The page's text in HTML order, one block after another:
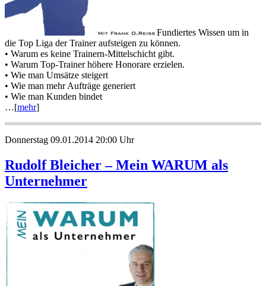
Fundiertes Wissen um in
die Top Liga der Trainer aufsteigen zu können.
• Warum es keine Trainern-Mittelschicht gibt.
• Warum Top-Trainer höhere Honorare erzielen.
• Wie man Umsätze steigert
• Wie man mehr Aufträge generiert
• Wie man Kunden bindet
…[mehr]
Donnerstag 09.01.2014 20:00 Uhr
Rudolf Bleicher – Mein WARUM als
Unternehmer